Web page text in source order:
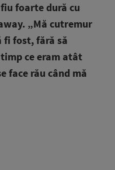
foarte dură cu
„Mă cutremur
fi fost, fără să
ce eram atât
face rău când mă